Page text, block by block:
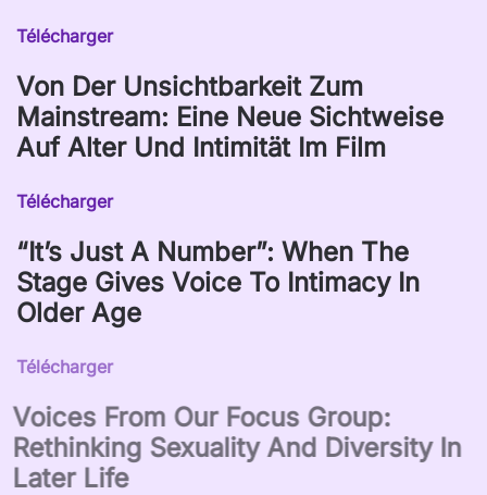
Télécharger
Von Der Unsichtbarkeit Zum
Mainstream: Eine Neue Sichtweise
Auf Alter Und Intimität Im Film
Télécharger
“It’s Just A Number”: When The
Stage Gives Voice To Intimacy In
Older Age
Télécharger
Voices From Our Focus Group:
Rethinking Sexuality And Diversity In
Later Life